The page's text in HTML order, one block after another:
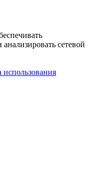
сетевой
использования